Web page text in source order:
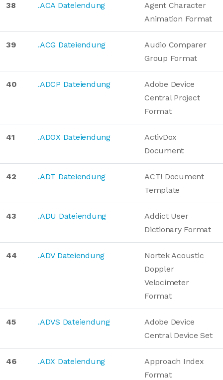
38 .ACA Dateiendung
Agent Character
Animation Format
39 .ACG Dateiendung
Audio Comparer
Group Format
40 .ADCP Dateiendung
Adobe Device
Central Project
Format
41 .ADOX Dateiendung
ActivDox
Document
42 .ADT Dateiendung
ACT! Document
Template
43 .ADU Dateiendung
Addict User
Dictionary Format
44 .ADV Dateiendung
Nortek Acoustic
Doppler
Velocimeter
Format
45 .ADVS Dateiendung
Adobe Device
Central Device Set
46 .ADX Dateiendung
Approach Index
Format